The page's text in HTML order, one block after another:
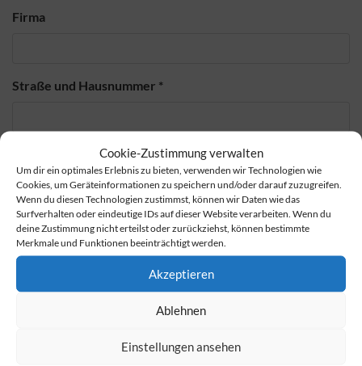
Cookie-Zustimmung verwalten
Um dir ein optimales Erlebnis zu bieten, verwenden wir Technologien wie
Cookies, um Geräteinformationen zu speichern und/oder darauf zuzugreifen.
Wenn du diesen Technologien zustimmst, können wir Daten wie das
Surfverhalten oder eindeutige IDs auf dieser Website verarbeiten. Wenn du
deine Zustimmung nicht erteilst oder zurückziehst, können bestimmte
Merkmale und Funktionen beeinträchtigt werden.
Akzeptieren
Ablehnen
Einstellungen ansehen
Firma
Straße und Hausnummer *
Ort*
Bestätigung*
Sie sind damit einverstanden, die Tickets verbindlich zu
kaufen und den genannten Preis unverzüglich per Vorkasse
erhalten Sie direkt nach der Bestellung per Mail. Sollte es
bestätigen Sie ebenfalls, dass wir Sie hierzu anrufen dürfen.